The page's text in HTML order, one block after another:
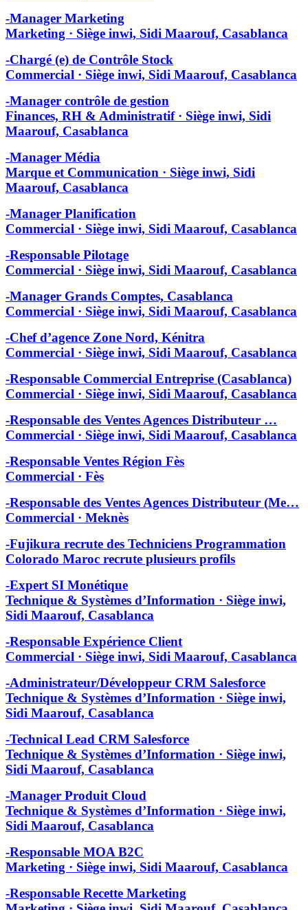
-Manager Marketing
Marketing · Siège inwi, Sidi Maarouf, Casablanca
-Chargé (e) de Contrôle Stock
Commercial · Siège inwi, Sidi Maarouf, Casablanca
-Manager contrôle de gestion
Finances, RH & Administratif · Siège inwi, Sidi
Maarouf, Casablanca
-Manager Média
Marque et Communication · Siège inwi, Sidi
Maarouf, Casablanca
-Manager Planification
Commercial · Siège inwi, Sidi Maarouf, Casablanca
-Responsable Pilotage
Commercial · Siège inwi, Sidi Maarouf, Casablanca
-Manager Grands Comptes, Casablanca
Commercial · Siège inwi, Sidi Maarouf, Casablanca
-Chef d’agence Zone Nord, Kénitra
Commercial · Siège inwi, Sidi Maarouf, Casablanca
-Responsable Commercial Entreprise (Casablanca)
Commercial · Siège inwi, Sidi Maarouf, Casablanca
-Responsable des Ventes Agences Distributeur …
Commercial · Siège inwi, Sidi Maarouf, Casablanca
-Responsable Ventes Région Fès
Commercial · Fès
-Responsable des Ventes Agences Distributeur (Me…
Commercial · Meknès
-Fujikura recrute des Techniciens Programmation
Colorado Maroc recrute plusieurs profils
-Expert SI Monétique
Technique & Systèmes d’Information · Siège inwi,
Sidi Maarouf, Casablanca
-Responsable Expérience Client
Commercial · Siège inwi, Sidi Maarouf, Casablanca
-Administrateur/Développeur CRM Salesforce
Technique & Systèmes d’Information · Siège inwi,
Sidi Maarouf, Casablanca
-Technical Lead CRM Salesforce
Technique & Systèmes d’Information · Siège inwi,
Sidi Maarouf, Casablanca
-Manager Produit Cloud
Technique & Systèmes d’Information · Siège inwi,
Sidi Maarouf, Casablanca
-Responsable MOA B2C
Marketing · Siège inwi, Sidi Maarouf, Casablanca
-Responsable Recette Marketing